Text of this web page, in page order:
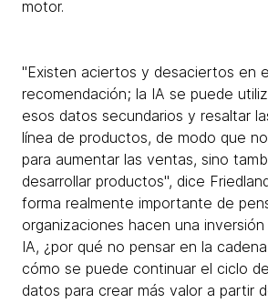
motor.
"Existen aciertos y desaciertos en
recomendación; la IA se puede
esos datos secundarios y resaltar
línea de productos, de modo que
para aumentar las ventas, sino
desarrollar productos", dice
forma realmente importante de
organizaciones hacen una
IA, ¿por qué no pensar en la
cómo se puede continuar el ciclo
datos para crear más valor a partir